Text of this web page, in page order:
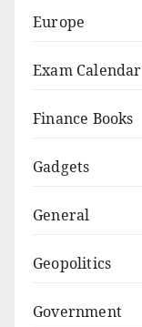
Europe
Exam Calendar
Finance Books
Gadgets
General
Geopolitics
Government